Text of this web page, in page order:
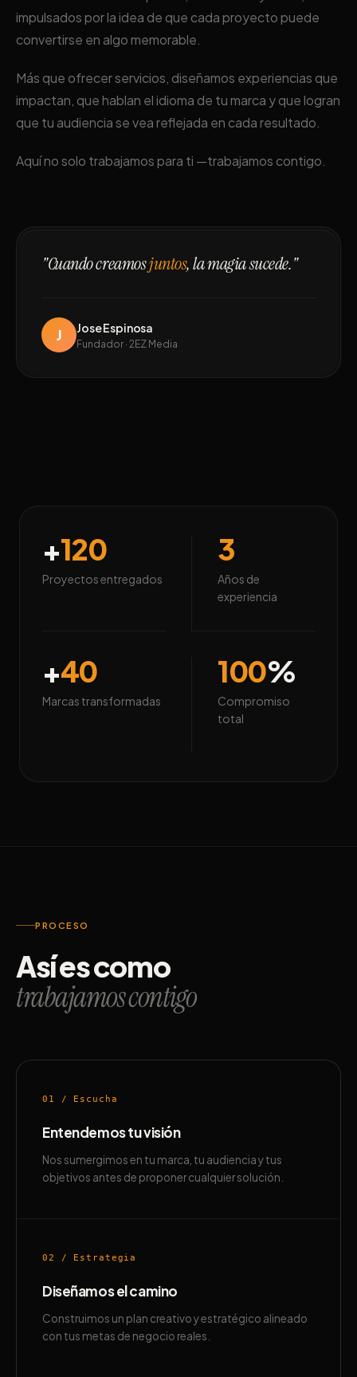
impulsados por la idea de que cada proyecto puede
convertirse en algo memorable.
Más que ofrecer servicios, diseñamos experiencias que
impactan, que hablan el idioma de tu marca y que logran
que tu audiencia se vea reflejada en cada resultado.
Aquí no solo trabajamos para ti —trabajamos contigo.
"Cuando creamosjuntos, la magia sucede."
J Jose Espinosa
Fundador · 2EZ Media
+120
Proyectos entregados
3
Años de
experiencia
+40
Marcas transformadas
100%
Compromiso
total
PROCESO
Así es como
trabajamos contigo
01 / Escucha
Entendemos tu visión
Nos sumergimos en tu marca, tu audiencia y tus
objetivos antes de proponer cualquier solución.
02 / Estrategia
Diseñamos el camino
Construimos un plan creativo y estratégico alineado
con tus metas de negocio reales.